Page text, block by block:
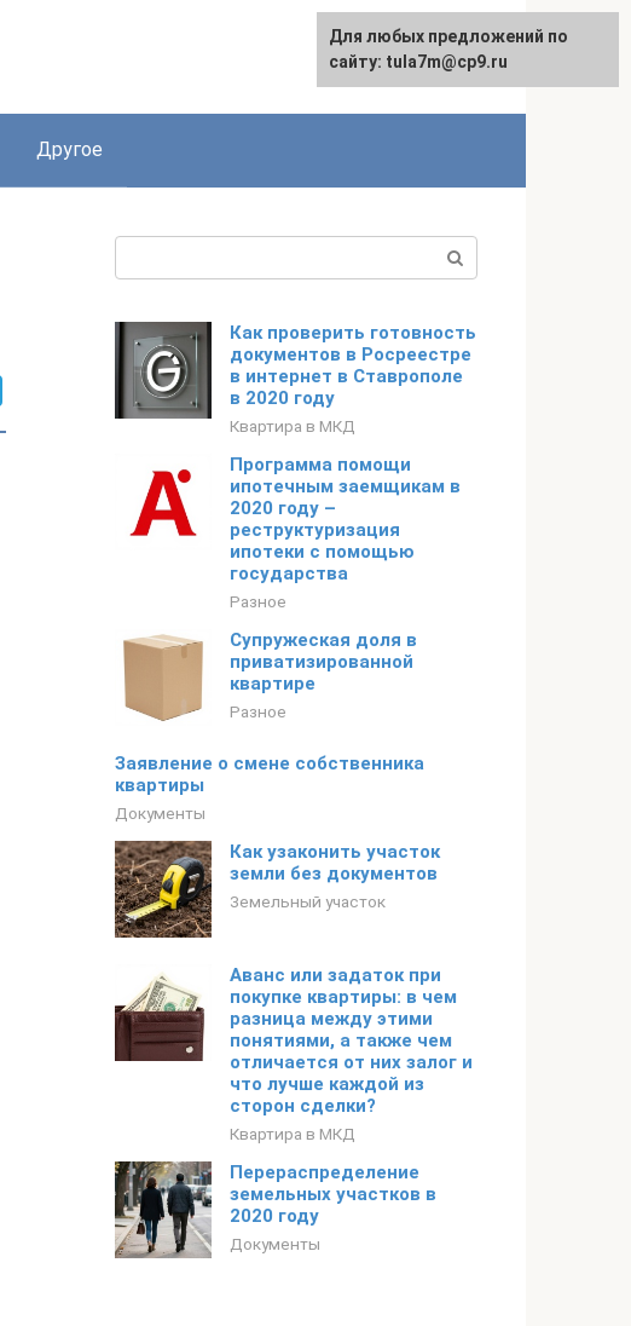
Другое
Как проверить готовность
документов в Росреестре
в интернет в Ставрополе
в 2020 году
Квартира в МКД
Программа помощи
ипотечным заемщикам в
2020 году –
реструктуризация
ипотеки с помощью
государства
Разное
Супружеская доля в
приватизированной
квартире
Разное
Заявление о смене собственника
квартиры
Документы
Как узаконить участок
земли без документов
Земельный участок
Аванс или задаток при
покупке квартиры: в чем
разница между этими
понятиями, а также чем
отличается от них залог и
что лучше каждой из
сторон сделки?
Квартира в МКД
Перераспределение
земельных участков в
2020 году
Документы
Для любых предложений по
сайту: tula7m@cp9.ru